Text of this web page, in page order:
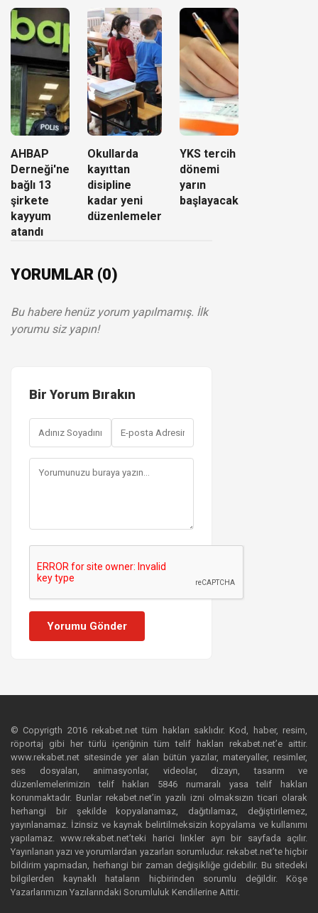
AHBAP
Derneği'ne
bağlı 13
şirkete
kayyum
atandı
Okullarda
kayıttan
disipline
kadar yeni
düzenlemeler
YKS tercih
dönemi
yarın
başlayacak
YORUMLAR (0)
Bu habere henüz yorum yapılmamış. İlk
yorumu siz yapın!
Bir Yorum Bırakın
Yorumu Gönder
© Copyrigth 2016 rekabet.net tüm hakları saklıdır. Kod, haber, resim,
röportaj gibi her türlü içeriğinin tüm telif hakları rekabet.net’e aittir.
www.rekabet.net sitesinde yer alan bütün yazılar, materyaller, resimler,
ses dosyaları, animasyonlar, videolar, dizayn, tasarım ve
düzenlemelerimizin telif hakları 5846 numaralı yasa telif hakları
korunmaktadır. Bunlar rekabet.net’in yazılı izni olmaksızın ticari olarak
herhangi bir şekilde kopyalanamaz, dağıtılamaz, değiştirilemez,
yayınlanamaz. İzinsiz ve kaynak belirtilmeksizin kopyalama ve kullanımı
yapılamaz. www.rekabet.net’teki harici linkler ayrı bir sayfada açılır.
Yayınlanan yazı ve yorumlardan yazarları sorumludur. rekabet.net’te hiçbir
bildirim yapmadan, herhangi bir zaman değişikliğe gidebilir. Bu sitedeki
bilgilerden kaynaklı hataların hiçbirinden sorumlu değildir. Köşe
Yazarlarımızın Yazılarındaki Sorumluluk Kendilerine Aittir.